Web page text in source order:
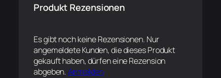
Produkt Rezensionen
Es gibt noch keine Rezensionen. Nur
angemeldete Kunden, die dieses Produkt
gekauft haben, dürfen eine Rezension
abgeben.Anmelden